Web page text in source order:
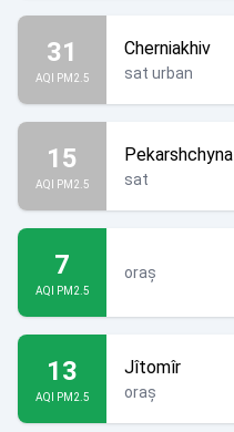
31
AQI PM2.5
Cherniakhiv
sat urban
15
AQI PM2.5
Pekarshchyna
sat
7
AQI PM2.5
oraș
13
AQI PM2.5
Jîtomîr
oraș